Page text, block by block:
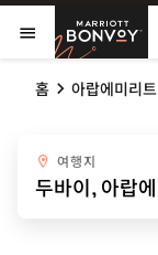
Skip to Content
메뉴 열기
홈 아랍에미리트
여행지